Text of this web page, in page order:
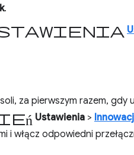
.
za pierwszym razem, gdy
Ustawienia >
i włącz odpowiedni